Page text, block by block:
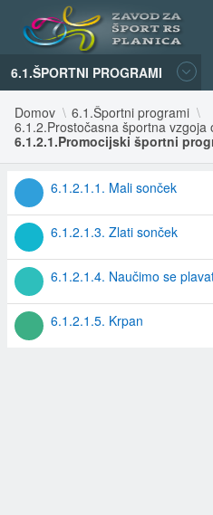
6.1.ŠPORTNI PROGRAMI
Domov
6.1.Športni programi
6.1.2.Prostočasna športna vzgoja
6.1.2.1.Promocijski športni
6.1.2.1.1. Mali sonček
6.1.2.1.3. Zlati sonček
6.1.2.1.4. Naučimo se
6.1.2.1.5. Krpan